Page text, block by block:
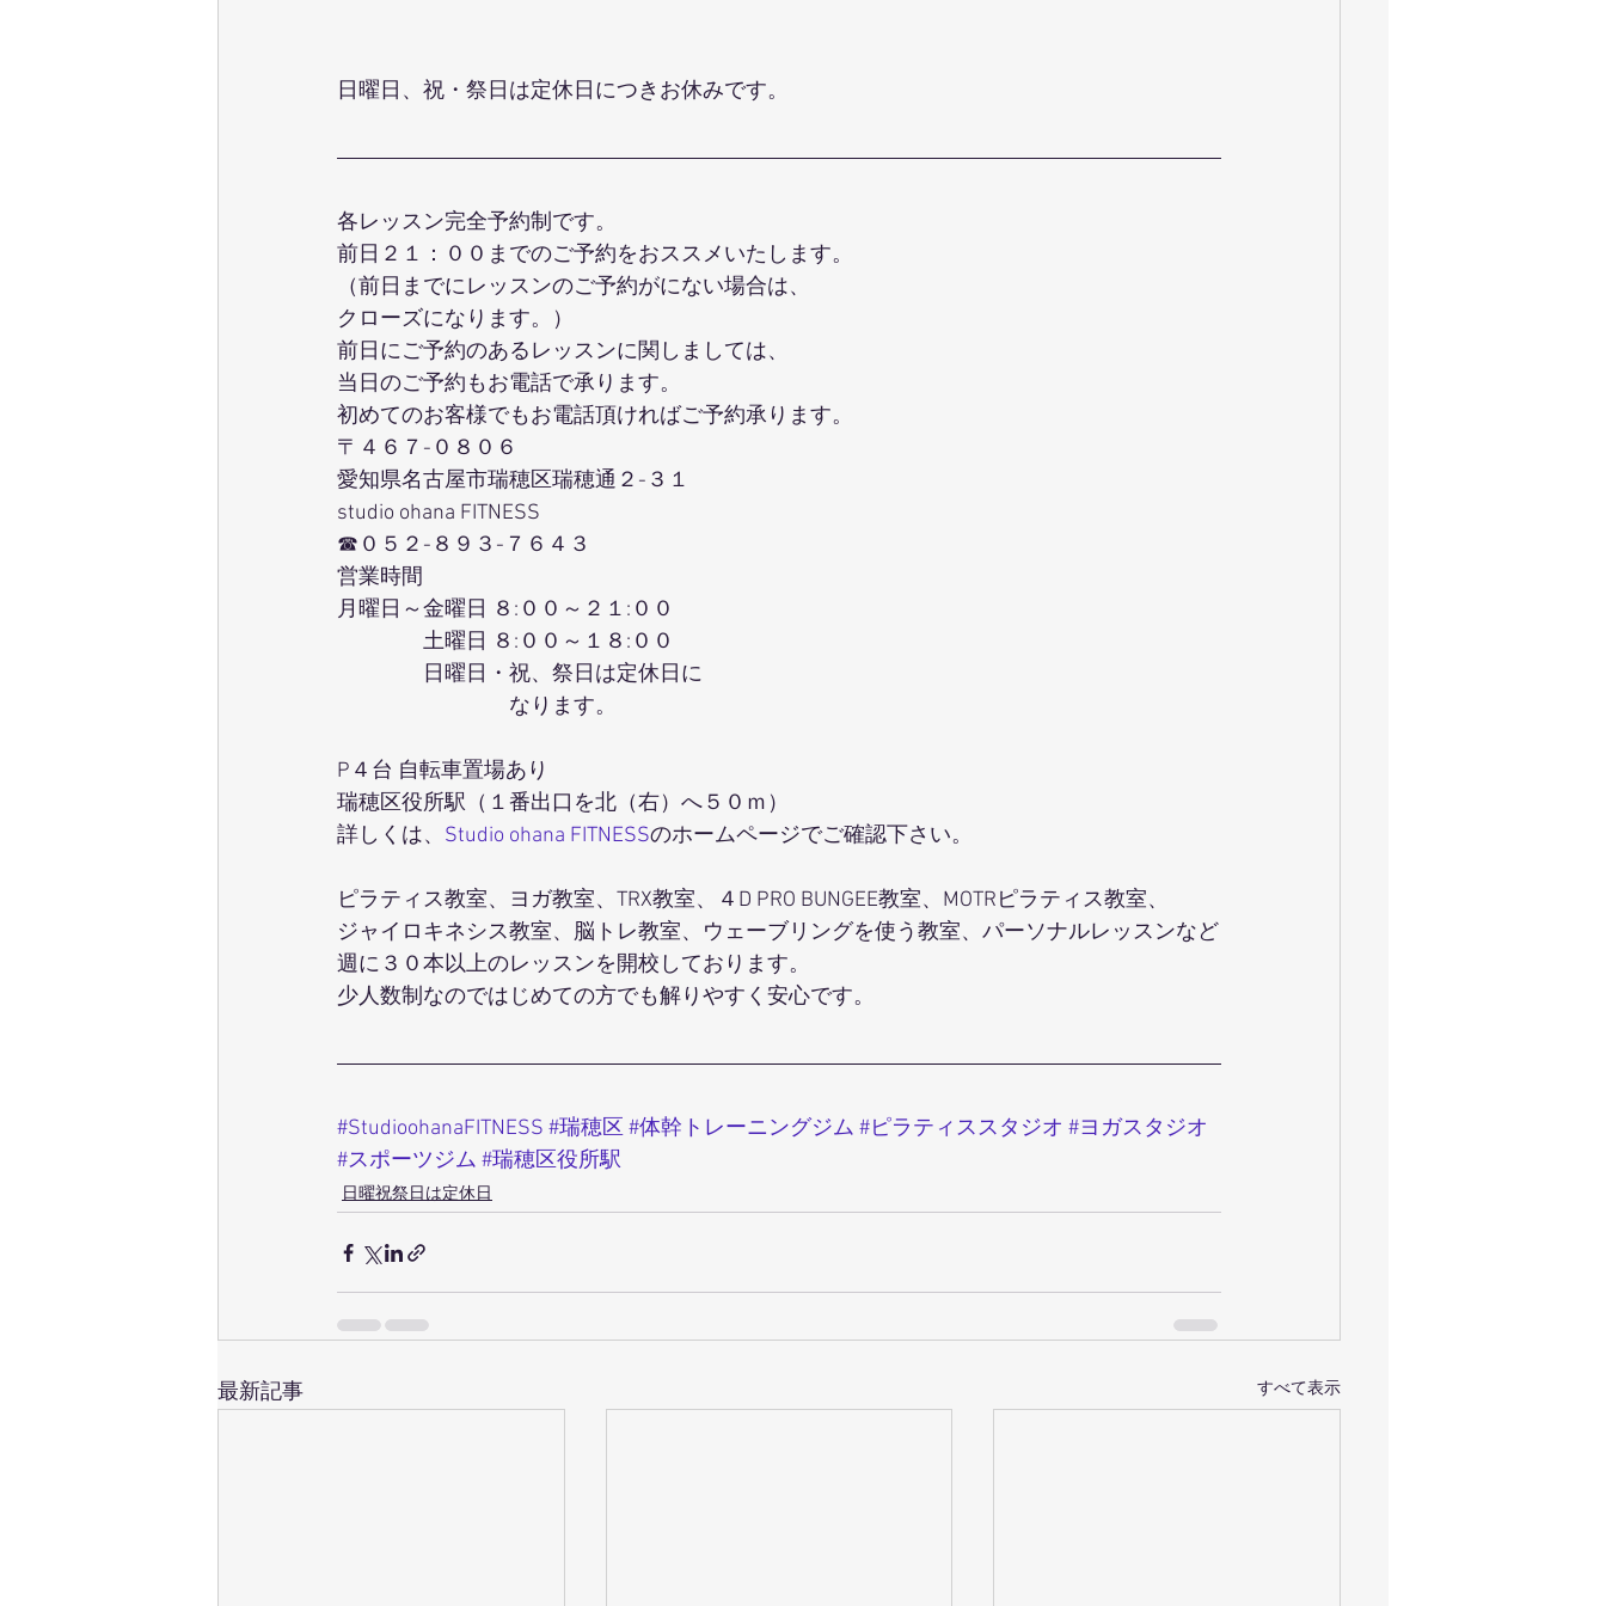
日曜日、祝・祭日は定休日につきお休みです。
各レッスン完全予約制です。
前日２１：００までのご予約をおススメいたします。
（前日までにレッスンのご予約がにない場合は、
クローズになります。）
前日にご予約のあるレッスンに関しましては、
当日のご予約もお電話で承ります。
初めてのお客様でもお電話頂ければご予約承ります。
〒４６７-０８０６
愛知県名古屋市瑞穂区瑞穂通２-３１
studio ohana FITNESS
☎０５２-８９３-７６４３
営業時間
月曜日～金曜日 ８:００～２１:００
土曜日 ８:００～１８:００
日曜日・祝、祭日は定休日に
なります。
P４台 自転車置場あり
瑞穂区役所駅（１番出口を北（右）へ５０ｍ）
詳しくは、 Studio ohana FITNESSのホームページでご確認下さい。
ピラティス教室、ヨガ教室、TRX教室、４D PRO BUNGEE教室、MOTRピラティス教室、
ジャイロキネシス教室、脳トレ教室、ウェーブリングを使う教室、パーソナルレッスンなど
週に３０本以上のレッスンを開校しております。
少人数制なのではじめての方でも解りやすく安心です。
#StudioohanaFITNESS #瑞穂区#体幹トレーニングジム #ピラティススタジオ #ヨガスタジオ
#スポーツジム #瑞穂区役所駅
日曜祝祭日は定休日
最新記事 すべて表示